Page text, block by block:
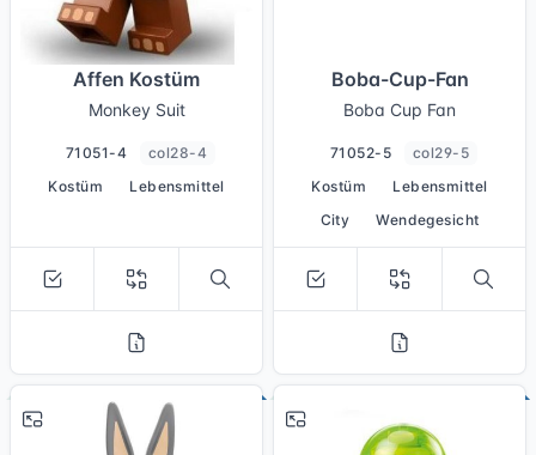
Affen Kostüm
Monkey Suit
71051-4
col28-4
Kostüm
Lebensmittel
Boba-Cup-Fan
Boba Cup Fan
71052-5
col29-5
Kostüm
Lebensmittel
City
Wendegesicht